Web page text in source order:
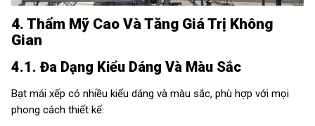
4. Thẩm Mỹ Cao Và Tăng Giá Trị Không
Gian
4.1. Đa Dạng Kiểu Dáng Và Màu Sắc
Bạt mái xếp có nhiều kiểu dáng và màu sắc, phù hợp với mọi
phong cách thiết kế: